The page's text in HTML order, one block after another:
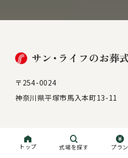
トップ 式場を探す プラン
〒254-0024
神奈川県平塚市馬入本町13-11